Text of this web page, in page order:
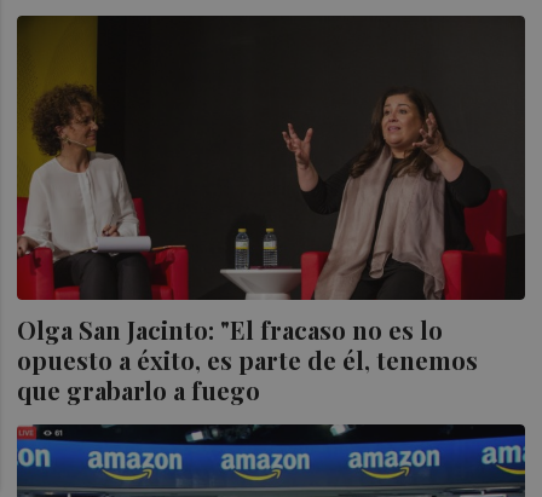
Olga San Jacinto: "El fracaso no es lo
opuesto a éxito, es parte de él, tenemos
que grabarlo a fuego